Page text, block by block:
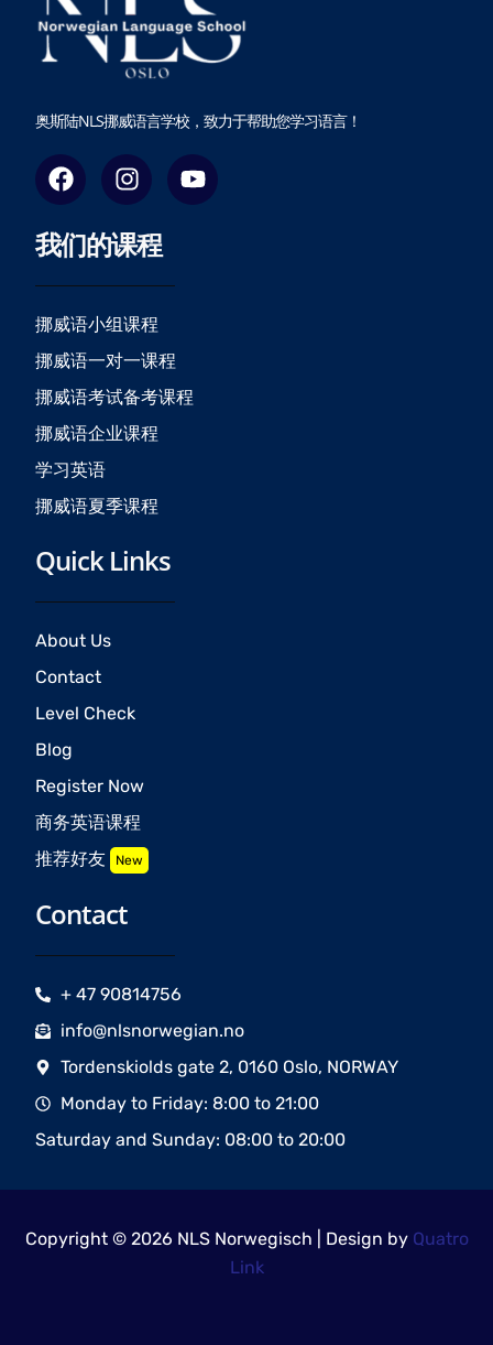
奥斯陆NLS挪威语言学校，致力于帮助您学习语言！
F
a
c
e
b
o
o
k
I
n
s
t
a
g
r
a
m
Y
o
u
我们的课程
挪威语小组课程
挪威语一对一课程
挪威语考试备考课程
挪威语企业课程
学习英语
挪威语夏季课程
Quick Links
About Us
Contact
Level Check
Blog
Register Now
商务英语课程
推荐好友 New
Contact
+ 47 90814756
info@nlsnorwegian.no
Tordenskiolds gate 2, 0160 Oslo, NORWAY
Monday to Friday: 8:00 to 21:00
Saturday and Sunday: 08:00 to 20:00
Copyright © 2026 NLS Norwegisch | Design by Quatro
Link